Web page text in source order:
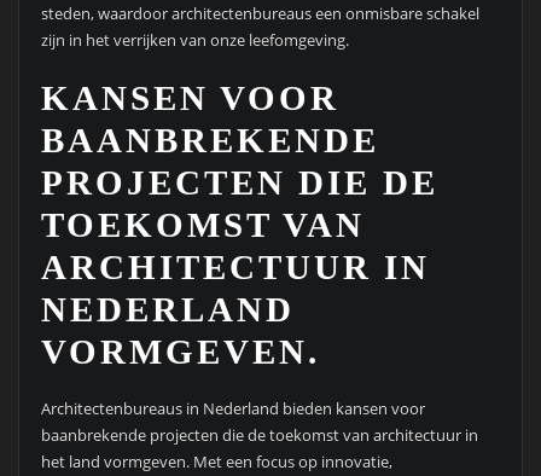
steden, waardoor architectenbureaus een onmisbare schakel
zijn in het verrijken van onze leefomgeving.
KANSEN VOOR
BAANBREKENDE
PROJECTEN DIE DE
TOEKOMST VAN
ARCHITECTUUR IN
NEDERLAND
VORMGEVEN.
Architectenbureaus in Nederland bieden kansen voor
baanbrekende projecten die de toekomst van architectuur in
het land vormgeven. Met een focus op innovatie,